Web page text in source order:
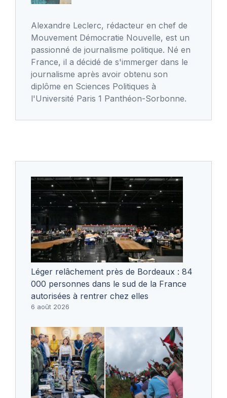
Alexandre Leclerc, rédacteur en chef de
Mouvement Démocratie Nouvelle, est un
passionné de journalisme politique. Né en
France, il a décidé de s'immerger dans le
journalisme après avoir obtenu son
diplôme en Sciences Politiques à
l'Université Paris 1 Panthéon-Sorbonne.
Léger relâchement près de Bordeaux : 84
000 personnes dans le sud de la France
autorisées à rentrer chez elles
6 août 2026